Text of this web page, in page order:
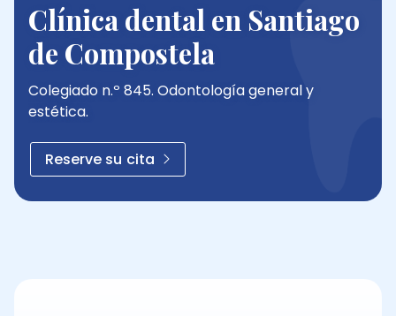
Clínica dental en Santiago
de Compostela
Colegiado n.º 845. Odontología general y
estética.
Reserve su cita